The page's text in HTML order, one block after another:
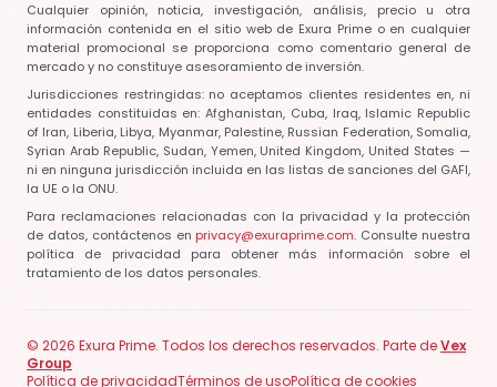
Cualquier opinión, noticia, investigación, análisis, precio u otra
información contenida en el sitio web de Exura Prime o en cualquier
material promocional se proporciona como comentario general de
mercado y no constituye asesoramiento de inversión.
Jurisdicciones restringidas: no aceptamos clientes residentes en, ni
entidades constituidas en: Afghanistan, Cuba, Iraq, Islamic Republic
of Iran, Liberia, Libya, Myanmar, Palestine, Russian Federation, Somalia,
Syrian Arab Republic, Sudan, Yemen, United Kingdom, United States —
ni en ninguna jurisdicción incluida en las listas de sanciones del GAFI,
la UE o la ONU.
Para reclamaciones relacionadas con la privacidad y la protección
de datos, contáctenos en privacy@exuraprime.com. Consulte nuestra
política de privacidad para obtener más información sobre el
tratamiento de los datos personales.
© 2026 Exura Prime. Todos los derechos reservados. Parte deVex
Group
Política de privacidadTérminos de usoPolítica de cookies